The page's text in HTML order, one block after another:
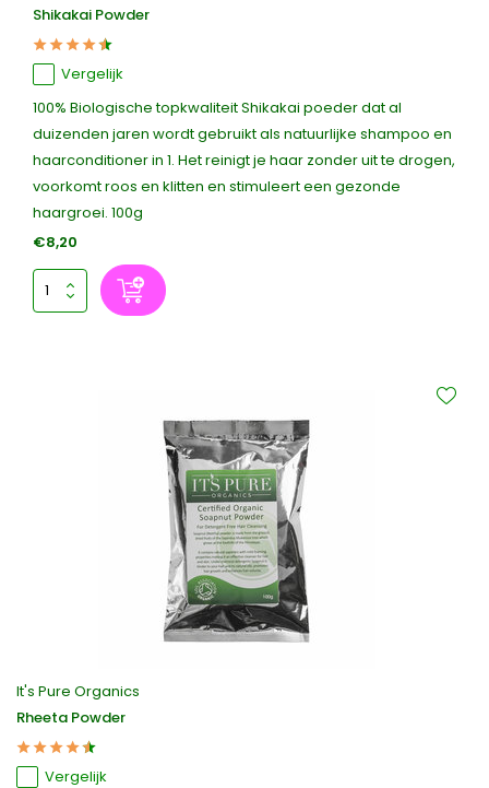
Shikakai Powder
Vergelijk
100% Biologische topkwaliteit Shikakai poeder dat al
duizenden jaren wordt gebruikt als natuurlijke shampoo en
haarconditioner in 1. Het reinigt je haar zonder uit te drogen,
voorkomt roos en klitten en stimuleert een gezonde
haargroei. 100g
€8,20
It's Pure Organics
Rheeta Powder
Vergelijk